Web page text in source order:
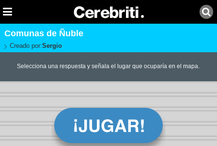
Comunas de Ñuble
Creado por:Sergio
Selecciona una respuesta y señala el lugar que ocuparía en el mapa.